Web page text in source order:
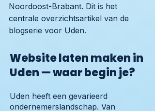
Noordoost-Brabant. Dit is het
centrale overzichtsartikel van de
blogserie voor Uden.
Website laten maken in
Uden — waar begin je?
Uden heeft een gevarieerd
ondernemerslandschap. Van